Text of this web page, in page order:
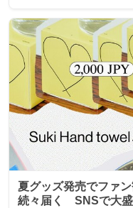
夏グッズ発売でファ
続々届く SNSで大盛